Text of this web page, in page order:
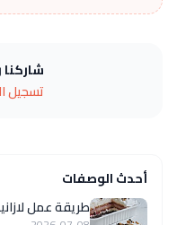
تسجيل
أحدث الوصفات
طريقة عمل